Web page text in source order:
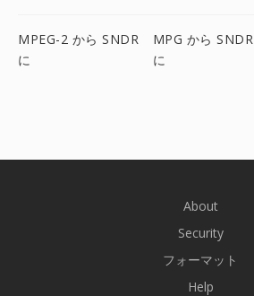
MPEG-2 から SNDR
に
MPG から SNDR
に
About
Security
フォーマット
Help